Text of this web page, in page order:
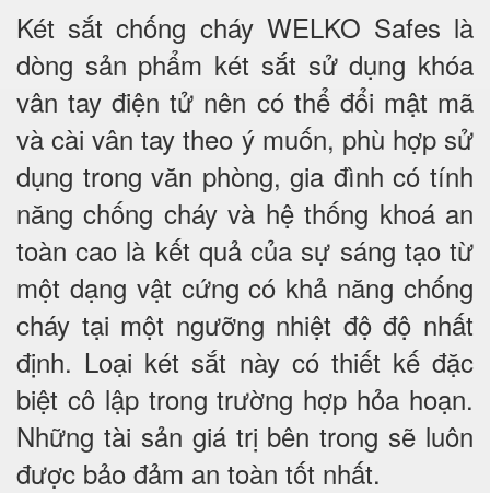
Két sắt chống cháy WELKO Safes là
dòng sản phẩm két sắt sử dụng khóa
vân tay điện tử nên có thể đổi mật mã
và cài vân tay theo ý muốn, phù hợp sử
dụng trong văn phòng, gia đình có tính
năng chống cháy và hệ thống khoá an
toàn cao là kết quả của sự sáng tạo từ
một dạng vật cứng có khả năng chống
cháy tại một ngưỡng nhiệt độ độ nhất
định. Loại két sắt này có thiết kế đặc
biệt cô lập trong trường hợp hỏa hoạn.
Những tài sản giá trị bên trong sẽ luôn
được bảo đảm an toàn tốt nhất.